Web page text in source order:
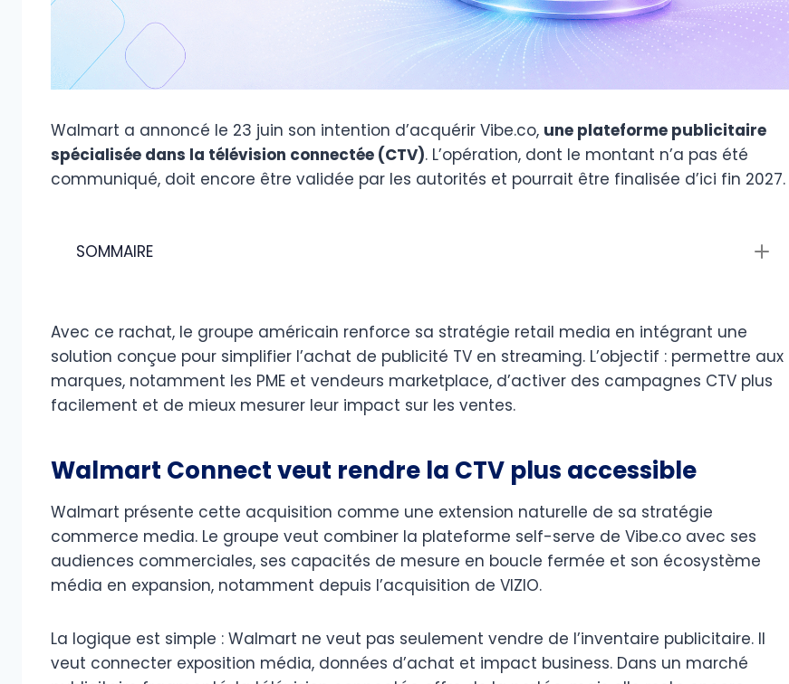
Walmart a annoncé le 23 juin son intention d’acquérir Vibe.co, une plateforme publicitaire
spécialisée dans la télévision connectée (CTV). L’opération, dont le montant n’a pas été
communiqué, doit encore être validée par les autorités et pourrait être finalisée d’ici fin 2027.
SOMMAIRE
Avec ce rachat, le groupe américain renforce sa stratégie retail media en intégrant une
solution conçue pour simplifier l’achat de publicité TV en streaming. L’objectif : permettre aux
marques, notamment les PME et vendeurs marketplace, d’activer des campagnes CTV plus
facilement et de mieux mesurer leur impact sur les ventes.
Walmart Connect veut rendre la CTV plus accessible
Walmart présente cette acquisition comme une extension naturelle de sa stratégie
commerce media. Le groupe veut combiner la plateforme self-serve de Vibe.co avec ses
audiences commerciales, ses capacités de mesure en boucle fermée et son écosystème
média en expansion, notamment depuis l’acquisition de VIZIO.
La logique est simple : Walmart ne veut pas seulement vendre de l’inventaire publicitaire. Il
veut connecter exposition média, données d’achat et impact business. Dans un marché